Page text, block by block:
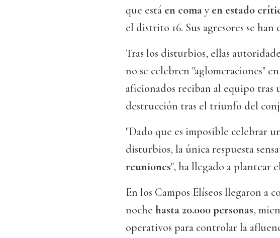
que está en comay en estado
el distrito 16. Sus agresores se han
Tras los disturbios, ellas
no se celebren "aglomeraciones"
aficionados reciban al equipo tras
destrucción tras el triunfo del
"Dado que es imposible celebrar
disturbios, la única respuesta
reuniones", ha llegado a plantear
En los Campos Elíseos llegaron a
noche hasta 20.000 personas,
operativos para controlar la